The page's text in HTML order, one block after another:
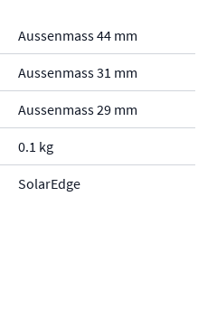
Aussenmass 44 mm
Aussenmass 31 mm
Aussenmass 29 mm
0.1 kg
SolarEdge